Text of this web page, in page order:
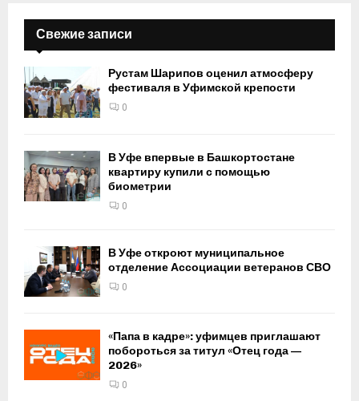
Свежие записи
Рустам Шарипов оценил атмосферу
фестиваля в Уфимской крепости
0
В Уфе впервые в Башкортостане
квартиру купили с помощью
биометрии
0
В Уфе откроют муниципальное
отделение Ассоциации ветеранов СВО
0
«Папа в кадре»: уфимцев приглашают
побороться за титул «Отец года —
2026»
0